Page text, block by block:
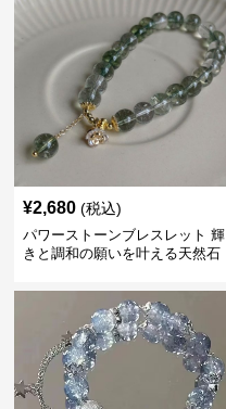
¥2,680 (税込)
パワーストーンブレスレット 輝
きと調和の願いを叶える天然石